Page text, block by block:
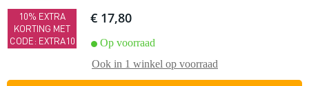
10% EXTRA
KORTING MET
CODE: EXTRA10
€ 17,80
Op voorraad
Ook in 1 winkel op voorraad